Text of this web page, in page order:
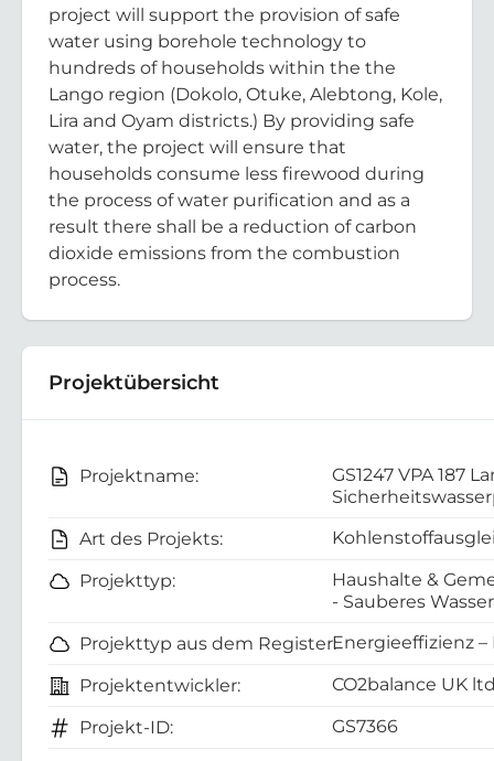
project will support the provision of safe
water using borehole technology to
hundreds of households within the the
Lango region (Dokolo, Otuke, Alebtong, Kole,
Lira and Oyam districts.) By providing safe
water, the project will ensure that
households consume less firewood during
the process of water purification and as a
result there shall be a reduction of carbon
dioxide emissions from the combustion
process.
Projektübersicht
Projektname:
GS1247 VPA 187
Art des Projekts:
Projekttyp:
Haushalte &
- Sauberes Wasser
Projekttyp aus dem Register:Energieeffizienz –
Projektentwickler: CO2balance UK
Projekt-ID: GS7366